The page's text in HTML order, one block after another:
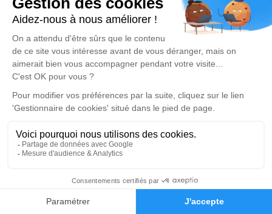
Faire-part Hommages
honorer la mémoire de Lucienne LADRECH.
Un service de plantation d’arbre hommage estdisponible
mardi 13 août 2024 à 10h00
Eglise Grand Vabre de Conques-en-Rouergue
Place du Village